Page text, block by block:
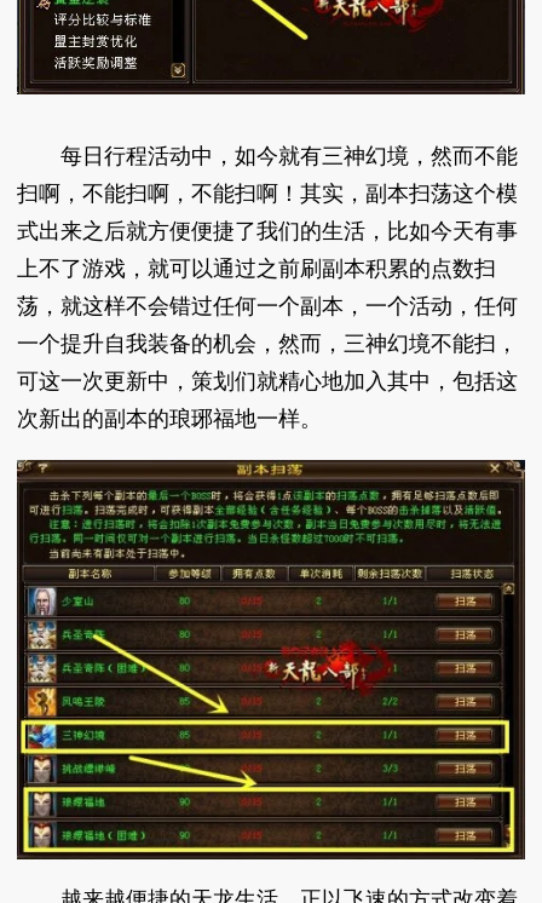
每日行程活动中，如今就有三神幻境，然而不能
扫啊，不能扫啊，不能扫啊！其实，副本扫荡这个模
式出来之后就方便便捷了我们的生活，比如今天有事
上不了游戏，就可以通过之前刷副本积累的点数扫
荡，就这样不会错过任何一个副本，一个活动，任何
一个提升自我装备的机会，然而，三神幻境不能扫，
可这一次更新中，策划们就精心地加入其中，包括这
次新出的副本的琅琊福地一样。